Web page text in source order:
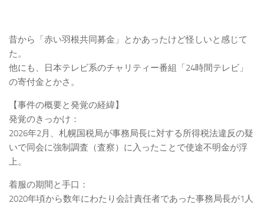
昔から「赤い羽根共同募金」とかあったけど怪しいと感じて
た。
他にも、日本テレビ系のチャリティー番組「24時間テレビ」
の寄付金とかさ。
【事件の概要と発覚の経緯】
発覚のきっかけ：
2026年2月、札幌国税局が事務局長に対する所得税法違反の疑
いで同会に強制調査（査察）に入ったことで使途不明金が浮
上。
着服の期間と手口：
2020年頃から数年にわたり会計責任者であった事務局長が1人